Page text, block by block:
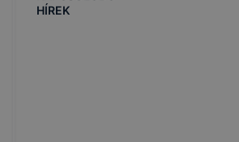
HÍREK